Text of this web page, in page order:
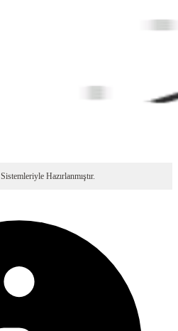
Sistemleriyle Hazırlanmıştır.